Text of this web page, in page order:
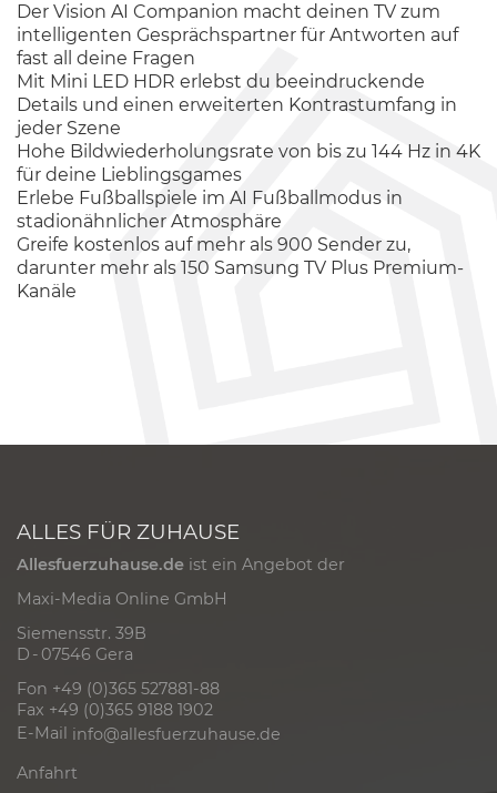
Der Vision AI Companion macht deinen TV zum
intelligenten Gesprächspartner für Antworten auf
fast all deine Fragen
Mit Mini LED HDR erlebst du beeindruckende
Details und einen erweiterten Kontrastumfang in
jeder Szene
Hohe Bildwiederholungsrate von bis zu 144 Hz in 4K
für deine Lieblingsgames
Erlebe Fußballspiele im AI Fußballmodus in
stadionähnlicher Atmosphäre
Greife kostenlos auf mehr als 900 Sender zu,
darunter mehr als 150 Samsung TV Plus Premium-
Kanäle
ALLES FÜR ZUHAUSE
Allesfuerzuhause.de ist ein Angebot der
Maxi-Media Online GmbH
Siemensstr. 39B
D - 07546 Gera
Fon +49 (0)365 527881-88
Fax +49 (0)365 9188 1902
E-Mail info@allesfuerzuhause.de
Anfahrt